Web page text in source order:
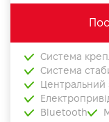
Система
Система
Центральний
Bluetooth